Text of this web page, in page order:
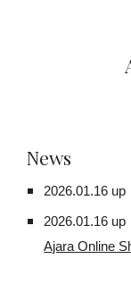
News
2026.01.16
2026.01.16
Ajara Online